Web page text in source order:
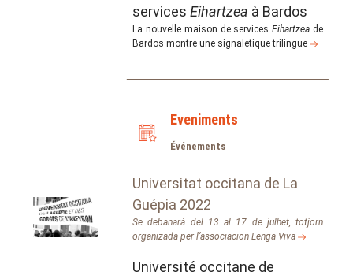
services Eihartzea à Bardos
La nouvelle maison de servicesEihartzea de
Bardos montre une signaletique trilingue
Eveniments
Événements
Universitat occitana de La
Guépia 2022
Se debanarà del 13 al 17 de julhet, totjorn
organizada per l’associacion Lenga Viva
Université occitane de